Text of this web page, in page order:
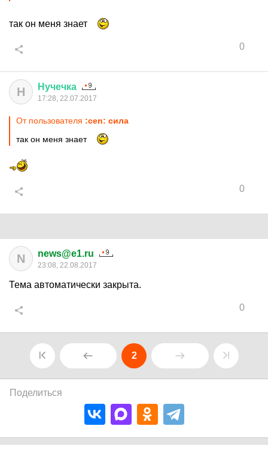
так он меня знает
0
Н Нучечка
17:28, 22.07.2017
От пользователя :cen: сила
так он меня знает
0
N news@e1.ru
23:08, 22.08.2017
Тема автоматически закрыта.
0
2
Поделиться